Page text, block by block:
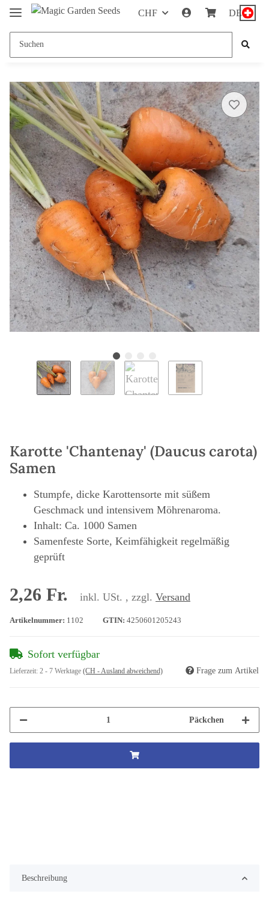
CHF DE
Karotte 'Chantenay' (Daucus carota)
Samen
Stumpfe, dicke Karottensorte mit süßem
Geschmack und intensivem Möhrenaroma.
Inhalt: Ca. 1000 Samen
Samenfeste Sorte, Keimfähigkeit regelmäßig
geprüft
2,26 Fr. inkl. USt. , zzgl. Versand
Artikelnummer: 1102 GTIN: 4250601205243
Sofort verfügbar
Lieferzeit: 2 - 7 Werktage (CH - Ausland abweichend) Frage zum Artikel
Päckchen
Beschreibung